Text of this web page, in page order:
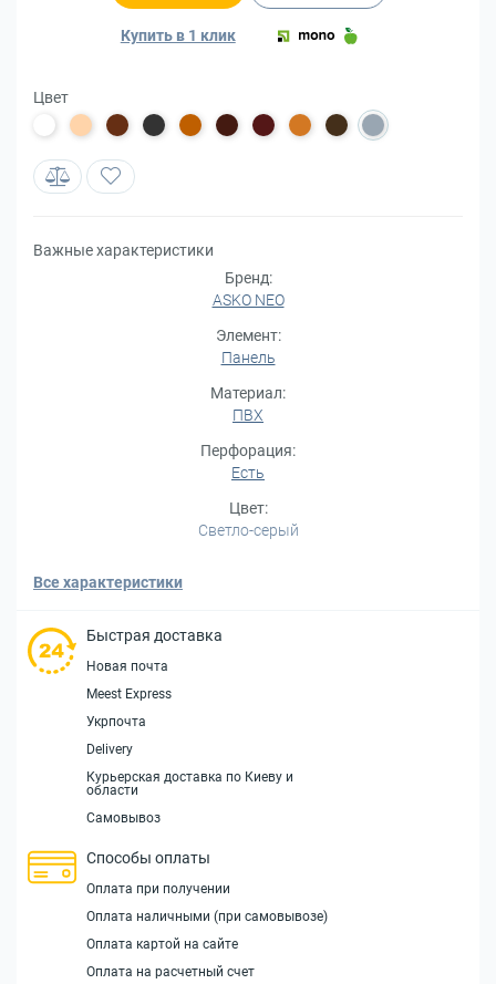
Купить в 1 клик
Цвет
Важные характеристики
Бренд:
ASKO NEO
Элемент:
Панель
Материал:
ПВХ
Перфорация:
Есть
Цвет:
Светло-серый
Все характеристики
Быстрая доставка
Новая почта
Meest Express
Укрпочта
Delivery
Курьерская доставка по Киеву и
области
Самовывоз
Способы оплаты
Оплата при получении
Оплата наличными (при самовывозе)
Оплата картой на сайте
Оплата на расчетный счет